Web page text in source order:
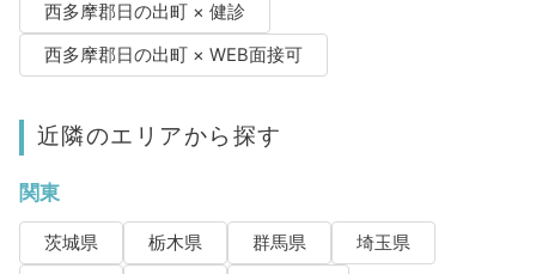
西多摩郡日の出町 × 健診
西多摩郡日の出町 × WEB面接可
近隣のエリアから探す
関東
茨城県 栃木県 群馬県
埼玉県